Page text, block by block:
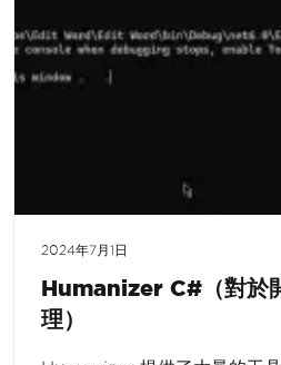
2024年7月1日
Humanizer C#（對於
理）